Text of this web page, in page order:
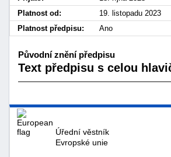
Platnost od:
19. listopadu 2023
Platnost předpisu:
Ano
Původní znění předpisu
Text předpisu s celou
Úřední věstník
Evropské unie